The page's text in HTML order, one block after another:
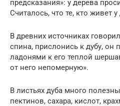
предсказания»: у дерева
Считалось, что те, кто живет
В древних источниках
спина, прислонись к дубу, он
ладонями к его теплой
от него непомерную».
В листьях дуба много
пектинов, сахара, кислот,